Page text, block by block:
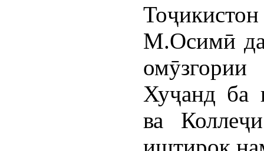
М.Осимӣ
Хуҷанд ба
ва